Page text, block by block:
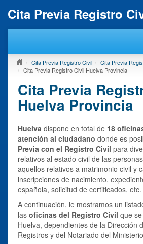
Cita Previa Registro
Cita Previa Registro Civil
Cita Previa
Cita Previa Registro Civil Huelva Provincia
Cita Previa
Huelva Provincia
Huelva dispone en total de 18
atención al ciudadano donde es
Previa con el Registro Civil para
relativos al estado civil de las
aquellos relativos a matrimonio civil y
inscripciones de nacimiento,
española, solicitud de certificados, etc.
A continuación, le mostramos un
las oficinas del Registro Civil que
Huelva, dependientes de la Dirección
Registros y del Notariado del